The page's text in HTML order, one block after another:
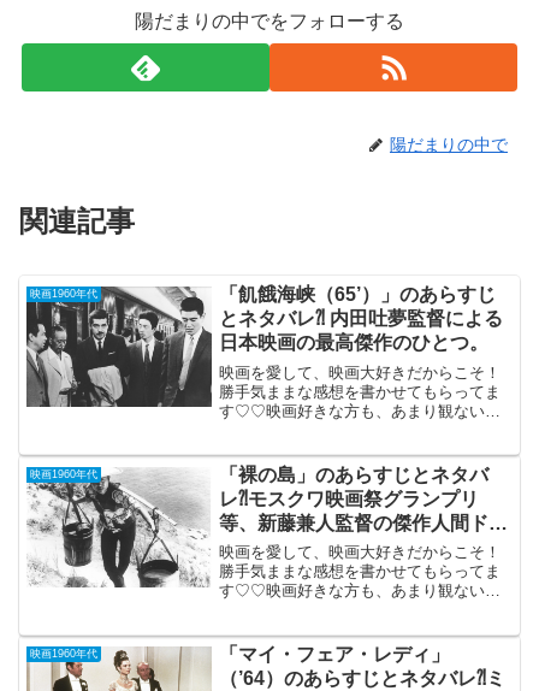
陽だまりの中でをフォローする
陽だまりの中で
関連記事
映画1960年代
「飢餓海峡（65’）」のあらすじ
とネタバレ⁈ 内田吐夢監督による
日本映画の最高傑作のひとつ。
映画を愛して、映画大好きだからこそ！
勝手気ままな感想を書かせてもらってま
す♡♡映画好きな方も、あまり観ない方
び、日本映画の最高傑作のひとつが、デ
ジタル...
映画1960年代
「裸の島」のあらすじとネタバ
レ⁈モスクワ映画祭グランプリ
等、新藤兼人監督の傑作人間ドラ
マ。
映画を愛して、映画大好きだからこそ！
勝手気ままな感想を書かせてもらってま
す♡♡映画好きな方も、あまり観ない方
画祭）モスクワ映画祭グランプリ等、新
藤兼人...
映画1960年代
「マイ・フェア・レディ」
（’64）のあらすじとネタバレ⁈ミ